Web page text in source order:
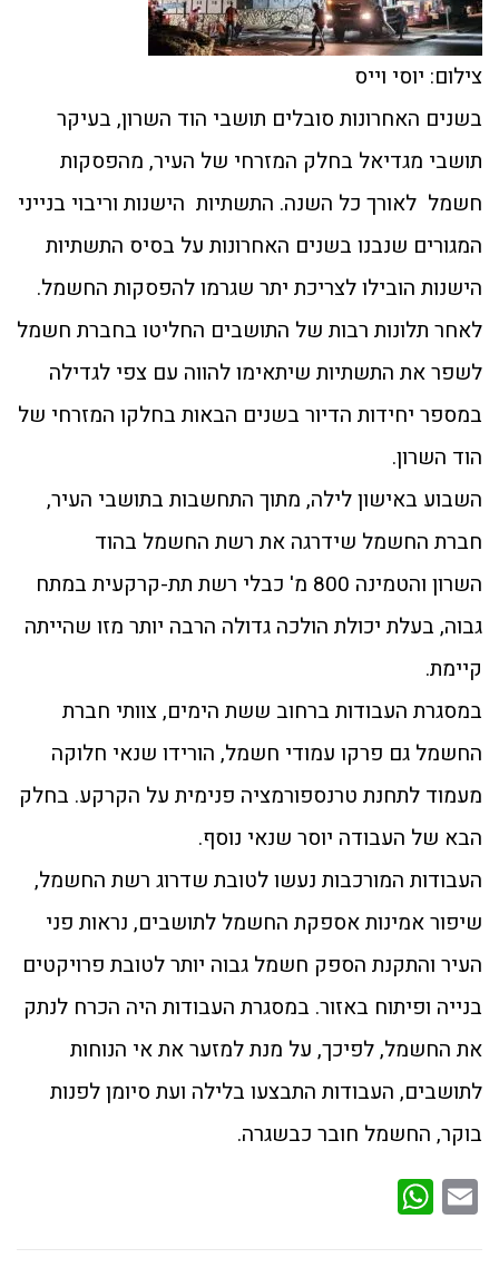
צילום: יוסי וייס
בשנים האחרונות סובלים תושבי הוד השרון, בעיקר
תושבי מגדיאל בחלק המזרחי של העיר, מהפסקות
חשמל לאורך כל השנה. התשתיות הישנות וריבוי בנייני
המגורים שנבנו בשנים האחרונות על בסיס התשתיות
הישנות הובילו לצריכת יתר שגרמו להפסקות החשמל.
לאחר תלונות רבות של התושבים החליטו בחברת חשמל
לשפר את התשתיות שיתאימו להווה עם צפי לגדילה
במספר יחידות הדיור בשנים הבאות בחלקו המזרחי של
הוד השרון.
השבוע באישון לילה, מתוך התחשבות בתושבי העיר,
חברת החשמל שידרגה את רשת החשמל בהוד
השרון והטמינה 800 מ' כבלי רשת תת-קרקעית במתח
גבוה, בעלת יכולת הולכה גדולה הרבה יותר מזו שהייתה
קיימת.
במסגרת העבודות ברחוב ששת הימים, צוותי חברת
החשמל גם פרקו עמודי חשמל, הורידו שנאי חלוקה
מעמוד לתחנת טרנספורמציה פנימית על הקרקע. בחלק
הבא של העבודה יוסר שנאי נוסף.
העבודות המורכבות נעשו לטובת שדרוג רשת החשמל,
שיפור אמינות אספקת החשמל לתושבים, נראות פני
העיר והתקנת הספק חשמל גבוה יותר לטובת פרויקטים
בנייה ופיתוח באזור. במסגרת העבודות היה הכרח לנתק
את החשמל, לפיכך, על מנת למזער את אי הנוחות
לתושבים, העבודות התבצעו בלילה ועת סיומן לפנות
בוקר, החשמל חובר כבשגרה.
Email